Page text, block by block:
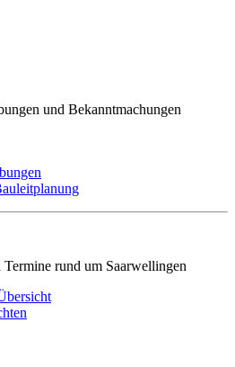
und Bekanntmachungen
rund um Saarwellingen